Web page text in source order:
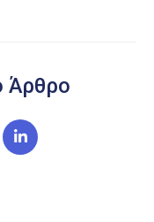
Άρθρο